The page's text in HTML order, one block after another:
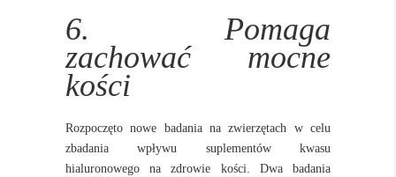
6. Pomaga
zachować mocne
kości
Rozpoczęto nowe badania na zwierzętach w celu
zbadania wpływu suplementów kwasu
hialuronowego na zdrowie kości. Dwa badania